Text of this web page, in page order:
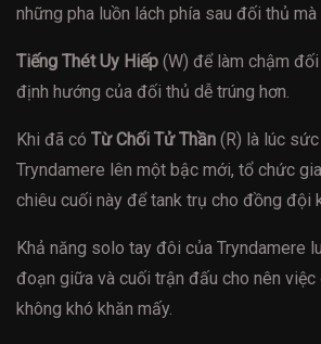
những pha luồn lách phía sau đối thủ mà
Tiếng Thét Uy Hiếp (W) để làm chậm
định hướng của đối thủ dễ trúng hơn.
Khi đã có Từ Chối Tử Thần (R) là lúc
Tryndamere lên một bậc mới, tổ chức
chiêu cuối này để tank trụ cho đồng đội
Khả năng solo tay đôi của Tryndamere
đoạn giữa và cuối trận đấu cho nên
không khó khăn mấy.